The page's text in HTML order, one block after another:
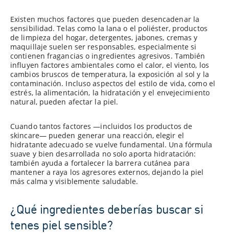
Existen muchos factores que pueden desencadenar la
sensibilidad. Telas como la lana o el poliéster, productos
de limpieza del hogar, detergentes, jabones, cremas y
maquillaje suelen ser responsables, especialmente si
contienen fragancias o ingredientes agresivos. También
influyen factores ambientales como el calor, el viento, los
cambios bruscos de temperatura, la exposición al sol y la
contaminación. Incluso aspectos del estilo de vida, como el
estrés, la alimentación, la hidratación y el envejecimiento
natural, pueden afectar la piel.
Cuando tantos factores —incluidos los productos de
skincare— pueden generar una reacción, elegir el
hidratante adecuado se vuelve fundamental. Una fórmula
suave y bien desarrollada no solo aporta hidratación:
también ayuda a fortalecer la barrera cutánea para
mantener a raya los agresores externos, dejando la piel
más calma y visiblemente saludable.
¿Qué ingredientes deberías buscar si
tenes piel sensible?